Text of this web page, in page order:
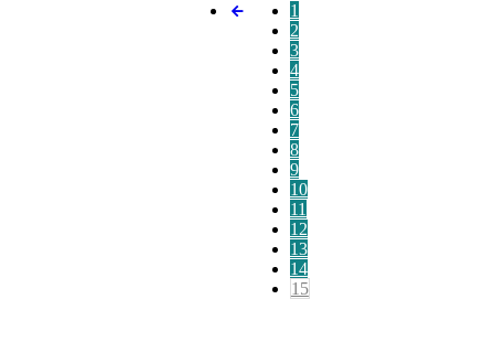
1
2
3
4
5
6
7
8
9
10
11
12
13
14
15